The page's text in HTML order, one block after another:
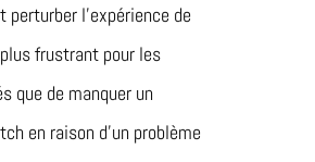
l’expérience de
frustrant pour les
que de manquer un
en raison d’un problème